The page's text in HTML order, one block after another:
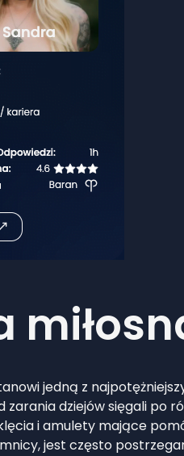
jedną z
zarania dziejów sięgali po
i amulety mające
jest często